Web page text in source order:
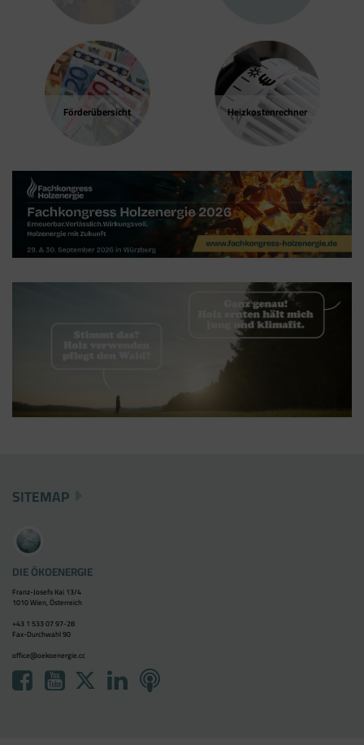
Förder­übersicht Heizkosten­rechner
SITEMAP
DIE ÖKOENERGIE
Franz-Josefs Kai 13/4
1010 Wien, Österreich
+43 1 533 07 97-28
Fax-Durchwahl 90
office@oekoenergie.cc